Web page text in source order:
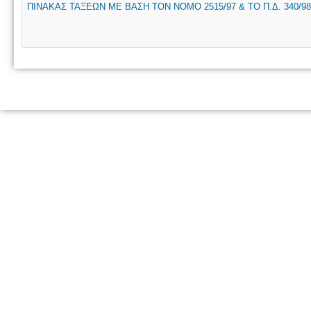
ΠΙΝΑΚΑΣ ΤΑΞΕΩΝ ΜΕ ΒΑΣΗ ΤΟΝ ΝΟΜΟ 2515/97 & ΤΟ Π.Δ. 340/